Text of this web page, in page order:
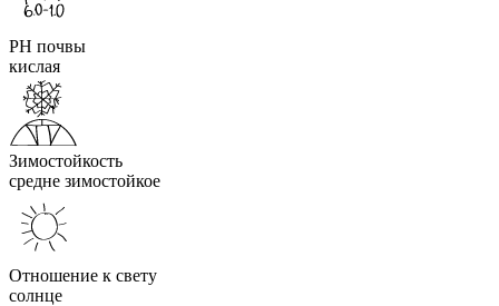
PH почвы
кислая
Зимостойкость
средне зимостойкое
Отношение к свету
солнце